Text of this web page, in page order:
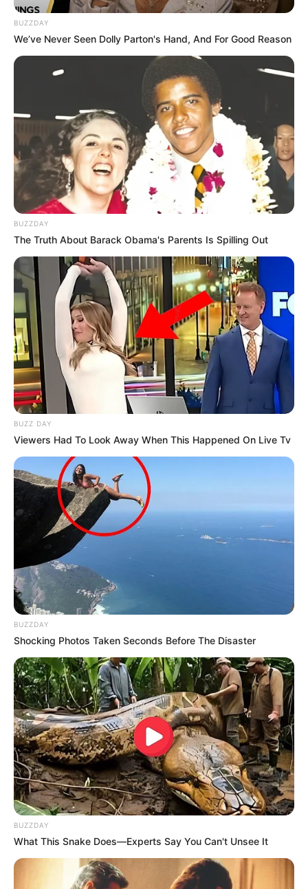
BUZZDAY
We’ve Never Seen Dolly Parton's Hand, And For Good Reason
BUZZDAY
The Truth About Barack Obama's Parents Is Spilling Out
BUZZ DAY
Viewers Had To Look Away When This Happened On Live Tv
BUZZDAY
Shocking Photos Taken Seconds Before The Disaster
BUZZDAY
What This Snake Does—Experts Say You Can't Unsee It